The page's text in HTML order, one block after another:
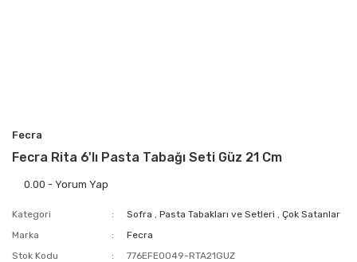
Fecra
Fecra Rita 6'lı Pasta Tabağı Seti Güz 21 Cm
0.00 - Yorum Yap
Kategori Sofra ,Pasta Tabakları ve Setleri ,Çok Satanlar
Marka
Fecra
Stok Kodu
776EFE0049-RTA21GUZ